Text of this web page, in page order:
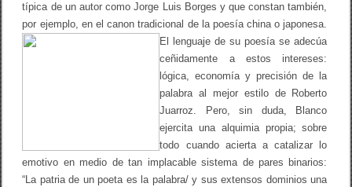
típica de un autor como Jorge Luis Borges y que constan también,
por ejemplo, en el canon tradicional de la poesía china o japonesa.
El
lenguaje de su poesía se adecúa
ceñidamente a estos intereses:
lógica, economía y precisión de la
palabra al mejor estilo de Roberto
Juarroz. Pero, sin duda, Blanco
ejercita una alquimia propia; sobre
todo cuando acierta a catalizar lo
emotivo en medio de tan implacable sistema de pares binarios:
“La patria de un poeta es la palabra/ y sus extensos dominios una